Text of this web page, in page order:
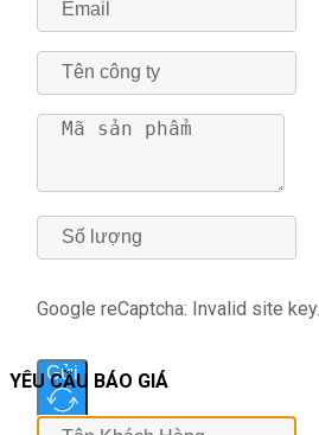
Google reCaptcha: Invalid site key.
Gửi
YÊU CẦU BÁO GIÁ